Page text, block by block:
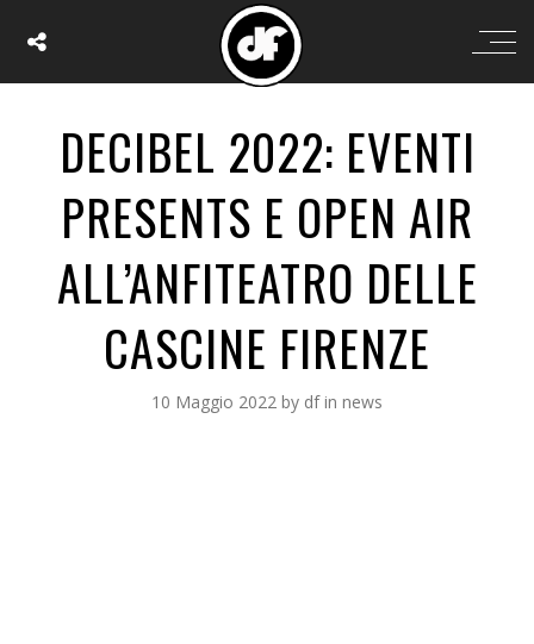
DECIBEL 2022: EVENTI
PRESENTS E OPEN AIR
ALL’ANFITEATRO DELLE
CASCINE FIRENZE
10 Maggio 2022 by dfin news